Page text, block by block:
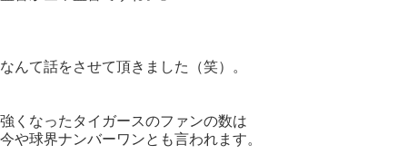
なんて話をさせて頂きました（笑）。
強くなったタイガースのファンの数は
今や球界ナンバーワンとも言われます。